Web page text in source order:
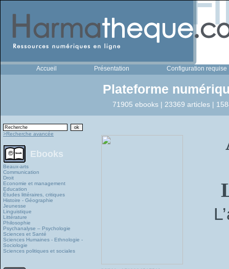
Accueil Présentation Configuration requise
Plateforme
71905 ebooks | 23369 articles |
>Recherche avancée
Ebooks
Beaux-arts
Communication
Droit
Economie et management
Education
Études littéraires, critiques
Histoire - Géographie
Jeunesse
Linguistique
Littérature
Philosophie
Psychanalyse – Psychologie
Sciences et Santé
Sciences Humaines - Ethnologie -
Sociologie
Sciences politiques et sociales